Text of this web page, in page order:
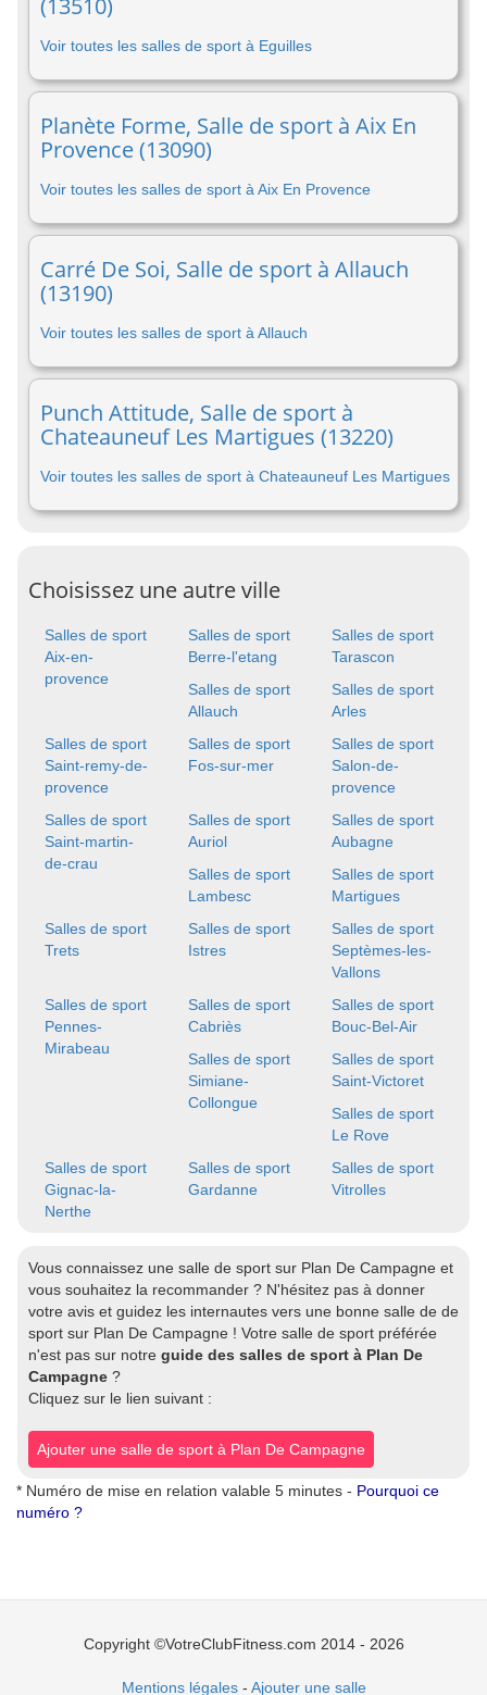
(13510)
Voir toutes les salles de sport à Eguilles
Planète Forme, Salle de sport à Aix En
Provence (13090)
Voir toutes les salles de sport à Aix En Provence
Carré De Soi, Salle de sport à Allauch
(13190)
Voir toutes les salles de sport à Allauch
Punch Attitude, Salle de sport à
Chateauneuf Les Martigues (13220)
Voir toutes les salles de sport à Chateauneuf Les Martigues
Choisissez une autre ville
Salles de sport
Aix-en-
provence
Salles de sport
Berre-l'etang
Salles de sport
Tarascon
Salles de sport
Allauch
Salles de sport
Arles
Salles de sport
Saint-remy-de-
provence
Salles de sport
Fos-sur-mer
Salles de sport
Salon-de-
provence
Salles de sport
Saint-martin-
de-crau
Salles de sport
Auriol
Salles de sport
Aubagne
Salles de sport
Lambesc
Salles de sport
Martigues
Salles de sport
Trets
Salles de sport
Istres
Salles de sport
Septèmes-les-
Vallons
Salles de sport
Pennes-
Mirabeau
Salles de sport
Cabriès
Salles de sport
Bouc-Bel-Air
Salles de sport
Simiane-
Collongue
Salles de sport
Saint-Victoret
Salles de sport
Le Rove
Salles de sport
Gignac-la-
Nerthe
Salles de sport
Gardanne
Salles de sport
Vitrolles
Vous connaissez une salle de sport sur Plan De Campagne et
vous souhaitez la recommander ? N'hésitez pas à donner
votre avis et guidez les internautes vers une bonne salle de de
sport sur Plan De Campagne ! Votre salle de sport préférée
n'est pas sur notre guide des salles de sport à Plan De
Campagne ?
Cliquez sur le lien suivant :
Ajouter une salle de sport à Plan De Campagne
* Numéro de mise en relation valable 5 minutes - Pourquoi ce
numéro ?
Copyright ©VotreClubFitness.com 2014 - 2026
Mentions légales- Ajouter une salle